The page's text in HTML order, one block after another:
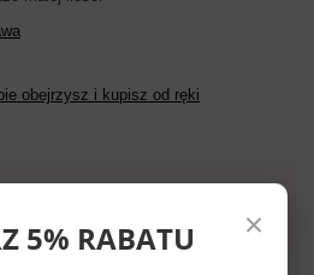
obejrzysz i kupisz od ręki
×
5% RABATU